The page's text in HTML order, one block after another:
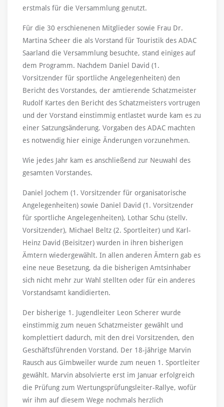
erstmals für die Versammlung genutzt.
Für die 30 erschienenen Mitglieder sowie Frau Dr.
Martina Scheer die als Vorstand für Touristik des ADAC
Saarland die Versammlung besuchte, stand einiges auf
dem Programm. Nachdem Daniel David (1.
Vorsitzender für sportliche Angelegenheiten) den
Bericht des Vorstandes, der amtierende Schatzmeister
Rudolf Kartes den Bericht des Schatzmeisters vortrugen
und der Vorstand einstimmig entlastet wurde kam es zu
einer Satzungsänderung. Vorgaben des ADAC machten
es notwendig hier einige Änderungen vorzunehmen.
Wie jedes Jahr kam es anschließend zur Neuwahl des
gesamten Vorstandes.
Daniel Jochem (1. Vorsitzender für organisatorische
Angelegenheiten) sowie Daniel David (1. Vorsitzender
für sportliche Angelegenheiten), Lothar Schu (stellv.
Vorsitzender), Michael Beltz (2. Sportleiter) und Karl-
Heinz David (Beisitzer) wurden in ihren bisherigen
Ämtern wiedergewählt. In allen anderen Ämtern gab es
eine neue Besetzung, da die bisherigen Amtsinhaber
sich nicht mehr zur Wahl stellten oder für ein anderes
Vorstandsamt kandidierten.
Der bisherige 1. Jugendleiter Leon Scherer wurde
einstimmig zum neuen Schatzmeister gewählt und
komplettiert dadurch, mit den drei Vorsitzenden, den
Geschäftsführenden Vorstand. Der 18-jährige Marvin
Rausch aus Gimbweiler wurde zum neuen 1. Sportleiter
gewählt. Marvin absolvierte erst im Januar erfolgreich
die Prüfung zum Wertungsprüfungsleiter-Rallye, wofür
wir ihm auf diesem Wege nochmals herzlich